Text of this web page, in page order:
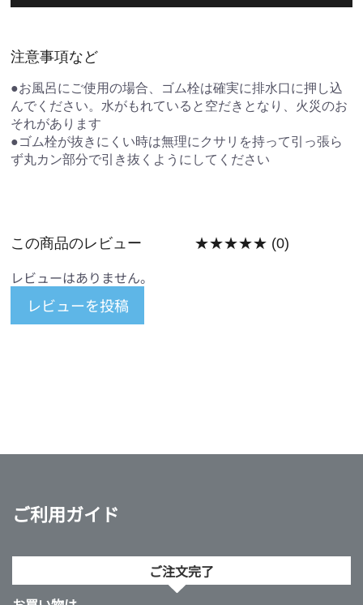
注意事項など
●お風呂にご使用の場合、ゴム栓は確実に排水口に押し込
んでください。水がもれていると空だきとなり、火災のお
それがあります
●ゴム栓が抜きにくい時は無理にクサリを持って引っ張ら
ず丸カン部分で引き抜くようにしてください
この商品のレビュー ★★★★★ (0)
レビューはありません。
レビューを投稿
ご利用ガイド
ご注文完了